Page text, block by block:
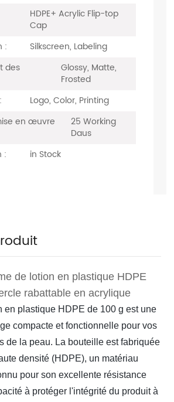
HDPE+ Acrylic Flip-top
Cap
:
Silkscreen, Labeling
des
Glossy, Matte,
Frosted
Logo, Color, Printing
en œuvre
25 Working
Daus
:
in Stock
de lotion en plastique HDPE
rabattable en acrylique
en plastique HDPE de 100 g est une
compacte et fonctionnelle pour vos
de la peau. La bouteille est fabriquée
densité (HDPE), un matériau
pour son excellente résistance
à protéger l'intégrité du produit à